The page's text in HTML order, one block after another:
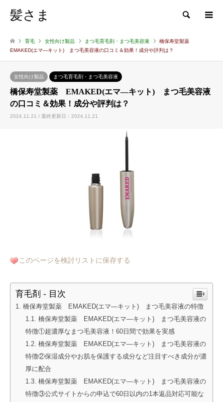
髪さま 検索
育毛 女性向け製品 まつ毛育毛剤・まつ毛美容液
橋保寿堂製薬
EMAKED(エマ―キット) まつ毛美容液の口コミ＆効果！成分や評判は？
女性向け製品 まつ毛育毛剤・まつ毛美容液
橋保寿堂製薬 EMAKED(エマ―キット) まつ毛美容液
の口コミ＆効果！成分や評判は？
2024.11.21 / 最終更新日：2024.11.21
このページを検討リストに保存する
育毛剤 - 目次
橋保寿堂製薬 EMAKED(エマ―キット) まつ毛美容液の特徴
橋保寿堂製薬 EMAKED(エマ―キット) まつ毛美容液の
特徴①超濃厚なまつ毛美容液！60日間で効果を実感
橋保寿堂製薬 EMAKED(エマ―キット) まつ毛美容液の
特徴②保湿成分やお肌を保護する成分など注目すべき成分が濃
厚に配合
橋保寿堂製薬 EMAKED(エマ―キット) まつ毛美容液の
特徴③公式サイトからの申込で60日以内の1本返品対応可能な